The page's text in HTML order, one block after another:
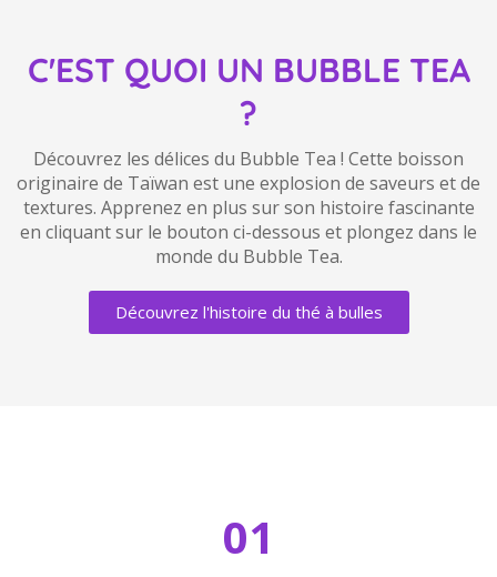
C'EST QUOI UN BUBBLE TEA
?
Découvrez les délices du Bubble Tea ! Cette boisson
originaire de Taïwan est une explosion de saveurs et de
textures. Apprenez en plus sur son histoire fascinante
en cliquant sur le bouton ci-dessous et plongez dans le
monde du Bubble Tea.
Découvrez l'histoire du thé à bulles
01